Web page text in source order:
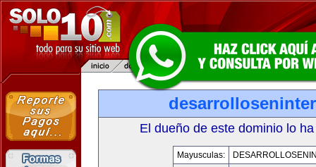
El dueño de este dominio lo
Mayusculas: